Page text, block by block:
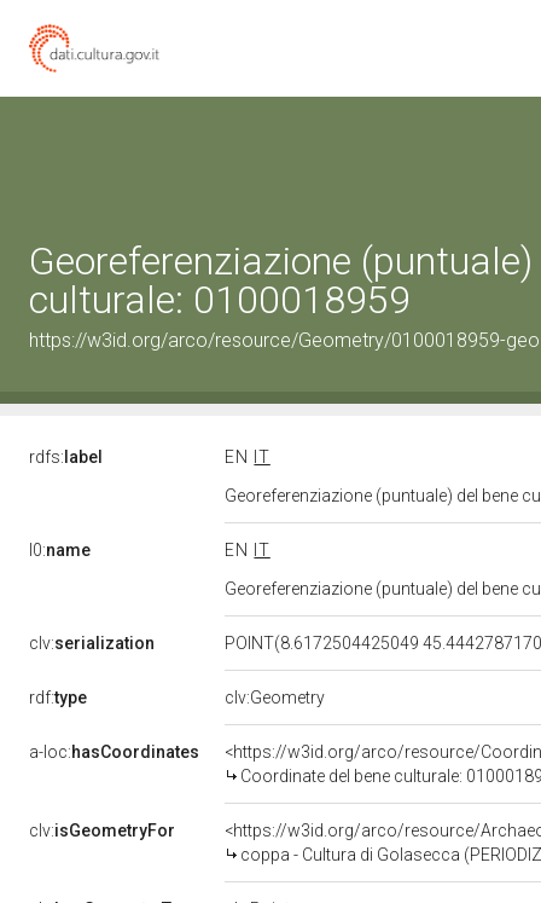
Georeferenziazione
culturale: 0100018959
https://w3id.org/arco/resource/Geometry/0100018959-
rdfs: label EN
IT
Georeferenziazione (puntuale) del bene
l0:name EN
IT
Georeferenziazione (puntuale) del bene
clv:serialization POINT(8.6172504425049
rdf:type clv:Geometry
a-loc:hasCoordinates
<https://w3id.org/arco/resource/
Coordinate del bene culturale:
clv:isGeometryFor
<https://w3id.org/arco/resource/
coppa - Cultura di Golasecca